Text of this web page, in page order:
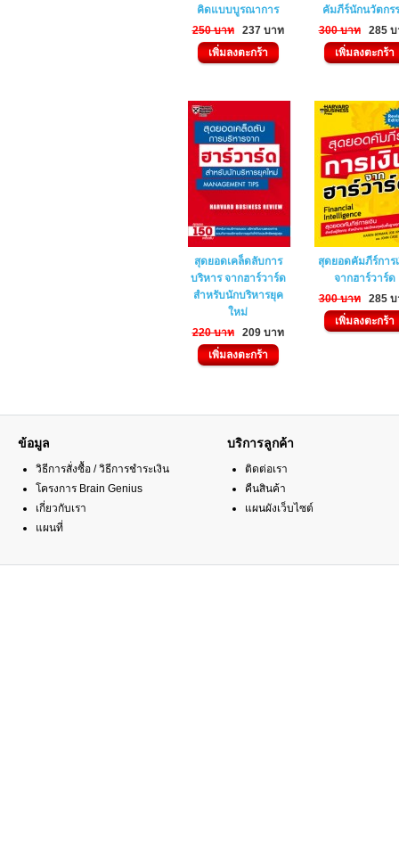
คิดแบบบูรณาการ
250 บาท
237 บาท
เพิ่มลงตะกร้า
คัมภีร์นักนวัตกร
300 บาท
285
เพิ่มลงตะกร้า
สุดยอดเคล็ดลับการ
บริหาร จากฮาร์วาร์ด
สำหรับนักบริหารยุค
ใหม่
220 บาท
209 บาท
เพิ่มลงตะกร้า
สุดยอดคัมภีร์การ
จากฮาร์วาร์ด
300 บาท
285
เพิ่มลงตะกร้า
ข้อมูล
วิธีการสั่งซื้อ / วิธีการชำระเงิน
โครงการ Brain Genius
เกี่ยวกับเรา
แผนที่
บริการลูกค้า
ติดต่อเรา
คืนสินค้า
แผนผังเว็บไซต์